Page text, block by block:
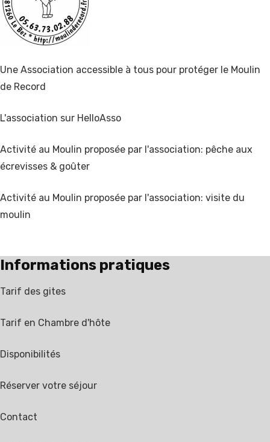
Une Association accessible à tous pour protéger le Moulin
de Record
L'association sur HelloAsso
Activité au Moulin proposée par l'association: pêche aux
écrevisses & goûter
Activité au Moulin proposée par l'association: visite du
moulin
Informations pratiques
Tarif des gites
Tarif en Chambre d'hôte
Disponibilités
Réserver votre séjour
Contact